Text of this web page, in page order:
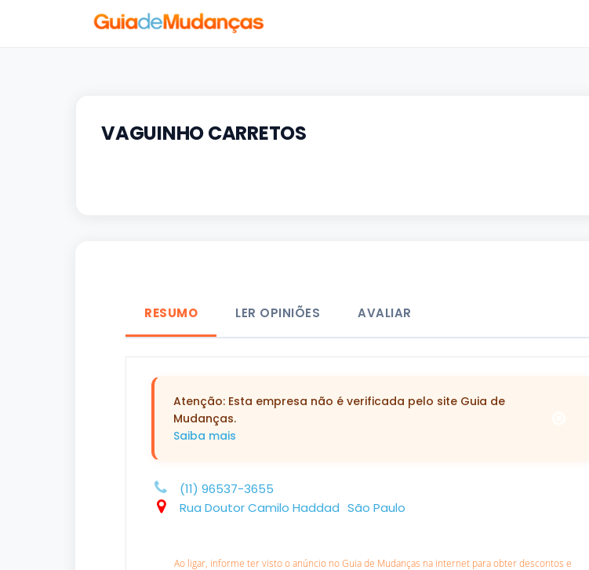
VAGUINHO CARRETOS
RESUMO LER OPINIÕES AVALIAR
Atenção: Esta empresa não é verificada pelo site Guia de
Mudanças.
Saiba mais
(11) 96537-3655
Rua Doutor Camilo Haddad São Paulo
Ao ligar, informe ter visto o anúncio no Guia de Mudanças na internet para obter descontos e